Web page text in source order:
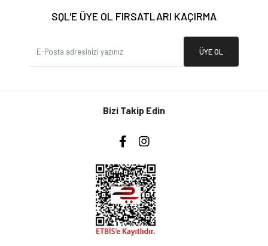
SQL'E ÜYE OL FIRSATLARI KAÇIRMA
ÜYE OL
Bizi Takip Edin